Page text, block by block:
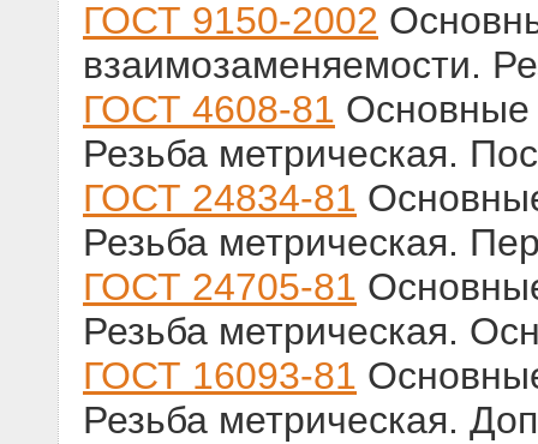
ГОСТ 9150-2002
взаимозаменяемости.
ГОСТ 4608-81 Основные
Резьба метрическая.
ГОСТ 24834-81
Резьба метрическая.
ГОСТ 24705-81
Резьба метрическая.
ГОСТ 16093-81
Резьба метрическая.